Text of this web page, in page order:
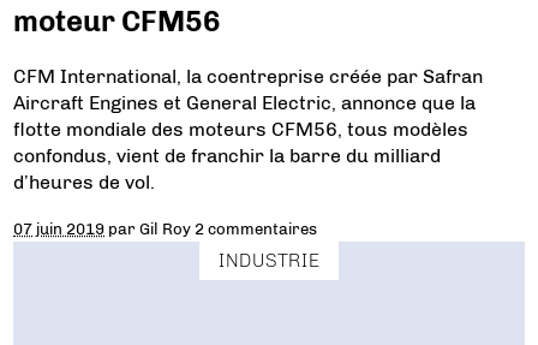
moteur CFM56
CFM International, la coentreprise créée par Safran
Aircraft Engines et General Electric, annonce que la
flotte mondiale des moteurs CFM56, tous modèles
confondus, vient de franchir la barre du milliard
d’heures de vol.
07 juin 2019 parGil Roy 2 commentaires
INDUSTRIE